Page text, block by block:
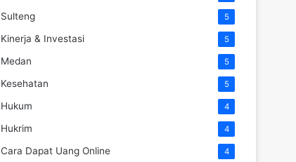
Sulteng 5
Kinerja & Investasi 5
Medan 5
Kesehatan 5
Hukum 4
Hukrim 4
Cara Dapat Uang Online 4